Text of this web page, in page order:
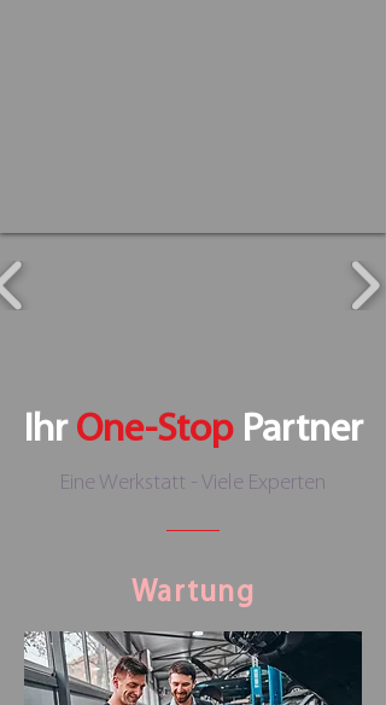
Ihr One-StopPartner
Eine Werkstatt - Viele Experten
Wartung